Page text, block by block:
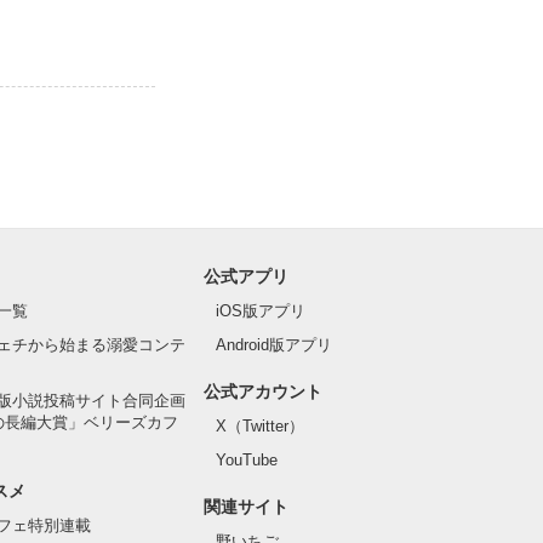
覧
チから始まる溺愛コンテ
小説投稿サイト合同企画
長編大賞」ベリーズカフ
メ
ェ特別連載
公式アプリ
iOS版アプリ
Android版アプリ
公式アカウント
X（Twitter）
YouTube
関連サイト